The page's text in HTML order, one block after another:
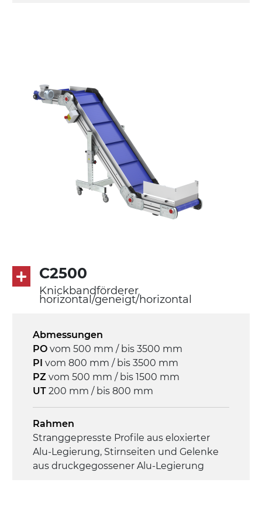
ausziehbare Elemente mit Scharnieren
aus druckgegossener Alu-Legierung,
Beine aus verzinktem Metallrohr,
Schwenkräder mit/ohne Bremse (2+2)
Förderfläche
mit Gliedern aus PP Oberfläche blau
Rippen aus PP
Mehrfachspannung 230/400Vac-50Hz-
3Ph
4,6 m/Minute
Steuerung
On/Off, E-Stopp, Motor-
Überlastungsschutz
C2500
Knickbandförderer
horizontal/geneigt/horizontal
Abmessungen
PO vom 500 mm / bis 3500 mm
PI vom 800 mm / bis 3500 mm
PZ vom 500 mm / bis 1500 mm
UT 200 mm / bis 800 mm
Rahmen
Stranggepresste Profile aus eloxierter
Alu-Legierung, Stirnseiten und Gelenke
aus druckgegossener Alu-Legierung